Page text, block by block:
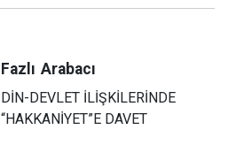
Fazlı Arabacı
DİN-DEVLET İLİŞKİLERİNDE
“HAKKANİYET”E DAVET